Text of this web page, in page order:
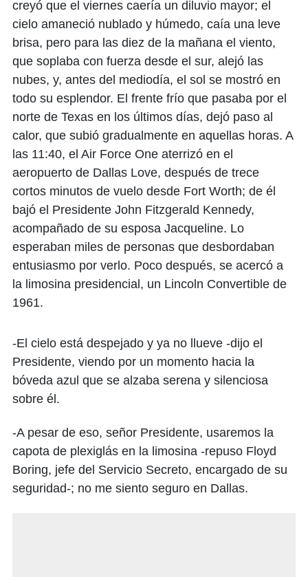
creyó que el viernes caería un diluvio mayor; el
cielo amaneció nublado y húmedo, caía una leve
brisa, pero para las diez de la mañana el viento,
que soplaba con fuerza desde el sur, alejó las
nubes, y, antes del mediodía, el sol se mostró en
todo su esplendor. El frente frío que pasaba por el
norte de Texas en los últimos días, dejó paso al
calor, que subió gradualmente en aquellas horas. A
las 11:40, el Air Force One aterrizó en el
aeropuerto de Dallas Love, después de trece
cortos minutos de vuelo desde Fort Worth; de él
bajó el Presidente John Fitzgerald Kennedy,
acompañado de su esposa Jacqueline. Lo
esperaban miles de personas que desbordaban
entusiasmo por verlo. Poco después, se acercó a
la limosina presidencial, un Lincoln Convertible de
1961.
-El cielo está despejado y ya no llueve -dijo el
Presidente, viendo por un momento hacia la
bóveda azul que se alzaba serena y silenciosa
sobre él.
-A pesar de eso, señor Presidente, usaremos la
capota de plexiglás en la limosina -repuso Floyd
Boring, jefe del Servicio Secreto, encargado de su
seguridad-; no me siento seguro en Dallas.